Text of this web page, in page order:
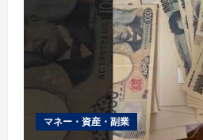
マネー・資産・副業